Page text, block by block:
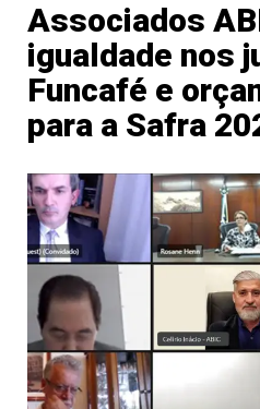
Associados
igualdade nos
Funcafé e
para a Safra